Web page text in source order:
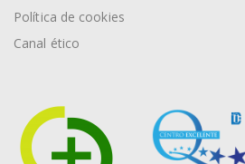
Política de cookies
Canal ético